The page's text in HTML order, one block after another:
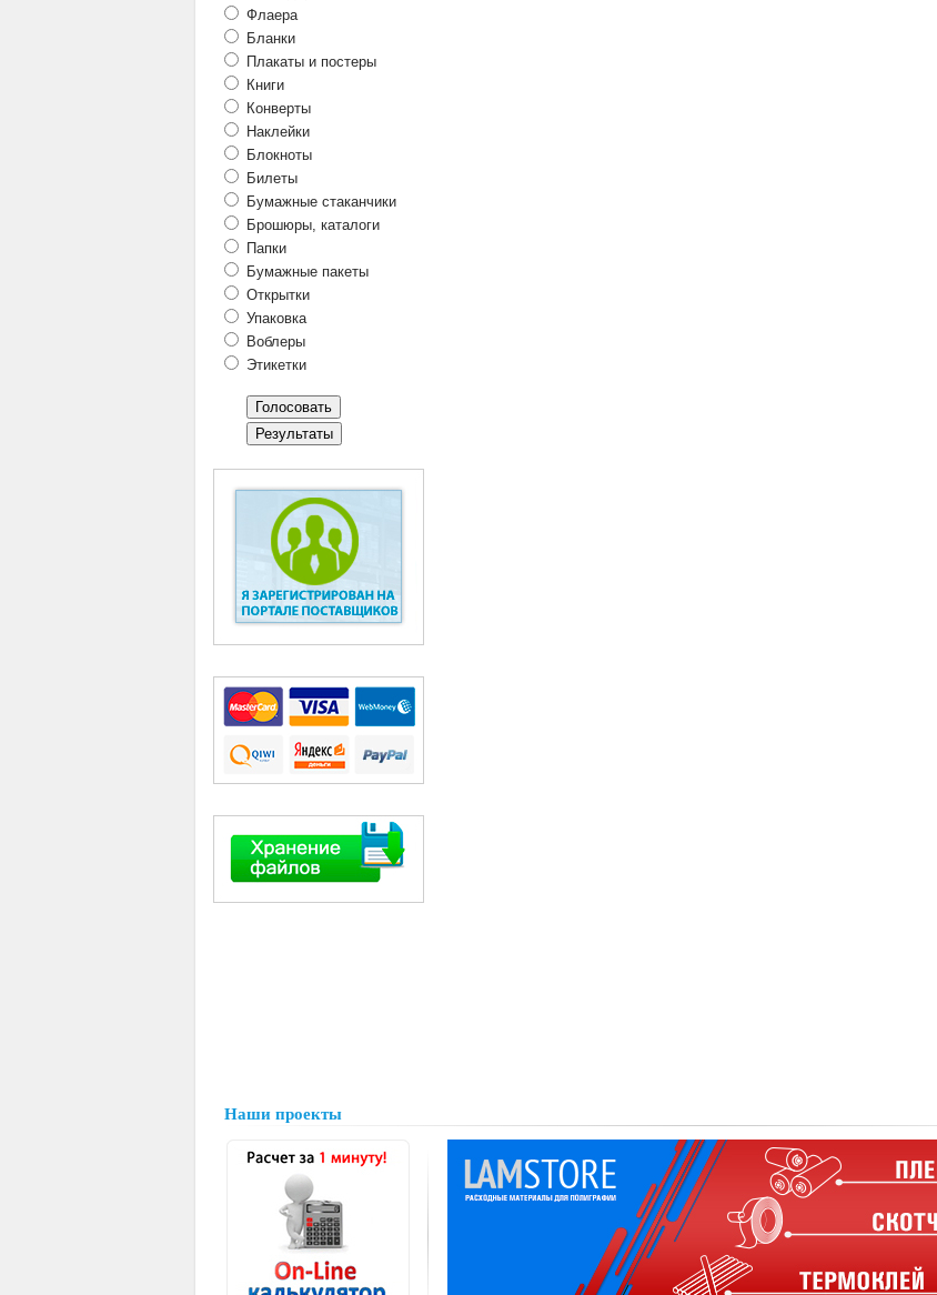
Флаера
Бланки
Плакаты и постеры
Книги
Конверты
Наклейки
Блокноты
Билеты
Бумажные стаканчики
Брошюры, каталоги
Папки
Бумажные пакеты
Открытки
Упаковка
Воблеры
Этикетки
Наши проекты